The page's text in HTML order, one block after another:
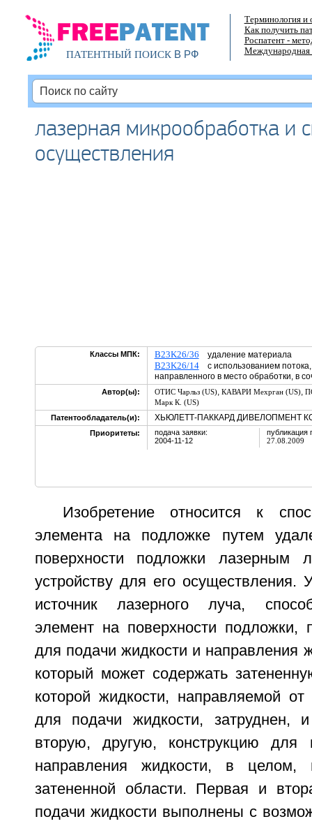
ПАТЕНТНЫЙ ПОИСКВ РФ
Терминология и
Как получить
Роспатент -
Международная
лазерная микрообработка и
осуществления
Классы МПК: B23K26/36 удаление материала
B23K26/14с использованием потока,
направленного в место обработки, в
Автор(ы): ОТИС Чарльз (US), КАВАРИ Мехрган (US),
Марк К. (US)
Патентообладатель(и):
ХЬЮЛЕТТ-ПАККАРД ДИВЕЛОПМЕНТ
Приоритеты:
подача заявки:
2004-11-12
публикация
27.08.2009
Изобретение относится к
элемента на подложке путем
поверхности подложки лазерным
устройству для его осуществления.
источник лазерного луча,
элемент на поверхности подложки,
для подачи жидкости и направления
который может содержать
которой жидкости, направляемой от
для подачи жидкости,
вторую, другую, конструкцию для
направления жидкости, в
затененной области. Первая и
подачи жидкости выполнены с